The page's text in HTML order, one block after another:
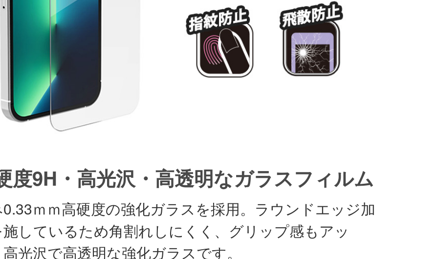
度9H・高光沢・高透明なガラスフィルム
ｍｍ高硬度の強化ガラスを採用。ラウンドエッジ加
しているため角割れしにくく、グリップ感もアッ
光沢で高透明な強化ガラスです。